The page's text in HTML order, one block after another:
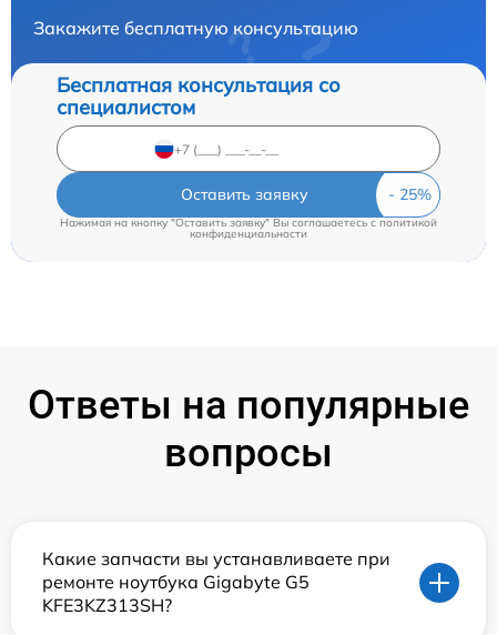
Закажите бесплатную консультацию
Бесплатная консультация со
специалистом
Оставить заявку
Нажимая на кнопку "Оставить заявку" Вы соглашаетесь cполитикой
конфиденциальности
Ответы на популярные
вопросы
Какие запчасти вы устанавливаете при
ремонте ноутбука Gigabyte G5
KFE3KZ313SH?